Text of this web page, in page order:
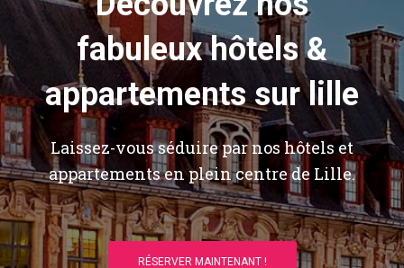
fabuleux hôtels &
appartements sur lille
Laissez-vous séduire par nos hôtels et
appartements en plein centre de Lille.
RÉSERVER MAINTENANT !